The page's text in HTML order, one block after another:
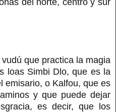
que practica la magia
loas Simbi Dlo, que es la
emisario, o Kalfou, que es
y que puede dejar
es decir, que los